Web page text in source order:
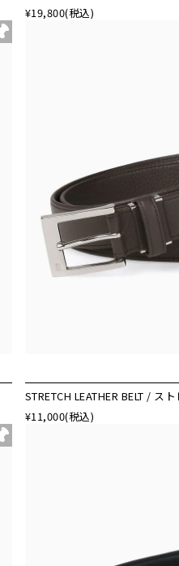
¥19,800(税込)
STRETCH LEATHER BELT / ス
¥11,000(税込)